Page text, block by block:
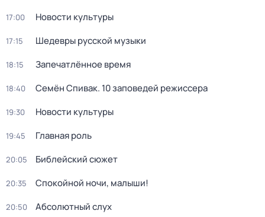
17:00 Новости культуры
17:15 Шедевры русской музыки
18:15 Запечатлённое время
18:40 Семён Спивак. 10 заповедей режиссера
19:30 Новости культуры
19:45 Главная роль
20:05 Библейский сюжет
20:35 Спокойной ночи, малыши!
20:50 Абсолютный слух